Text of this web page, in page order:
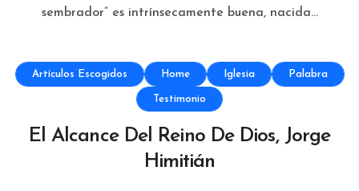
sembrador” es intrínsecamente buena, nacida...
Artículos Escogidos Home Iglesia Palabra
Testimonio
El Alcance Del Reino De Dios, Jorge
Himitián